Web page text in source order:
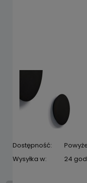
Dostępność:
Wysyłka w:
24